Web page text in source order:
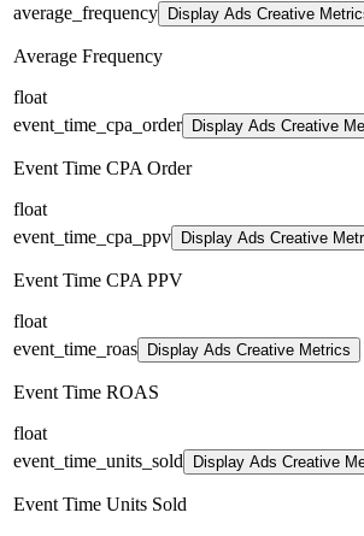
average_frequency
Display Ads Creative
Average Frequency
float
event_time_cpa_order
Display Ads Creative
Event Time CPA Order
float
event_time_cpa_ppv
Display Ads Creative
Event Time CPA PPV
float
event_time_roas
Display Ads Creative Metrics
Event Time ROAS
float
event_time_units_sold
Display Ads Creative
Event Time Units Sold